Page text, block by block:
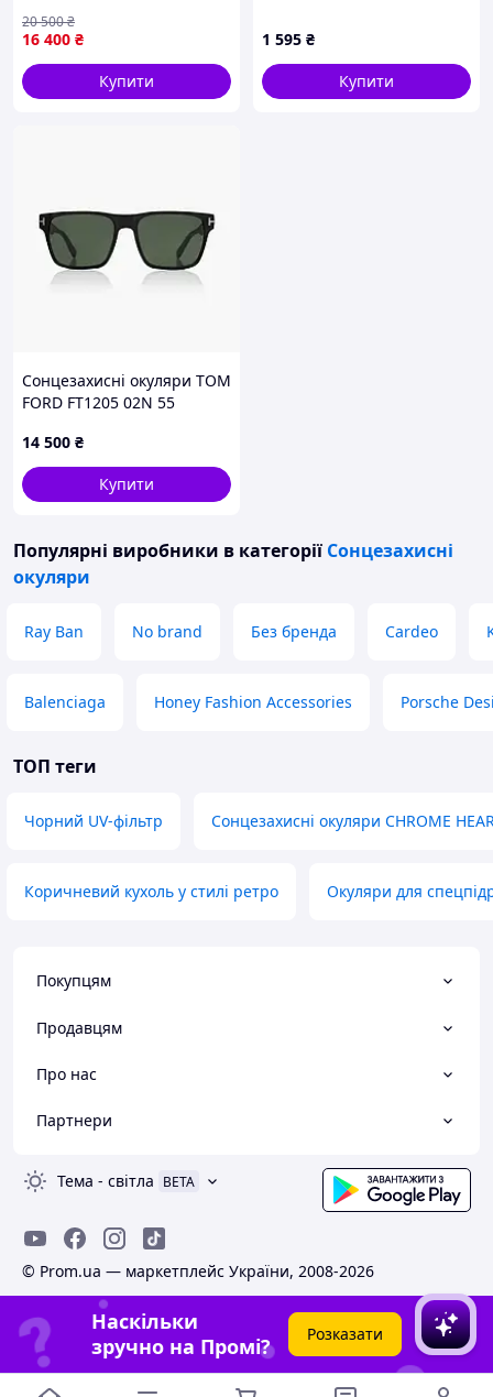
16 400 ₴
20 500₴
Купити
8X61556CB9
1 595 ₴
Купити
Сонцезахисні окуляри TOM
FORD FT1205 02N 55
14 500 ₴
Купити
Популярні виробники в категорії Сонцезахисні
окуляри
Ray Ban No brand Без бренда Cardeo
Balenciaga Honey Fashion Accessories Porsche
ТОП теги
Чорний UV-фільтр Сонцезахисні окуляри CHROME
Коричневий кухоль у стилі ретро Окуляри для
Покупцям
Продавцям
Про нас
Партнери
Тема - світла BETA
© Prom.ua — маркетплейс України, 2008-2026
Наскільки
зручно на Промі?
Розказати